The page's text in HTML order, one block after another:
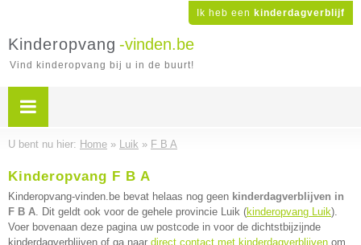
Ik heb een kinderdagverblijf
Kinderopvang -vinden.be
Vind kinderopvang bij u in de buurt!
U bent nu hier: Home » Luik » F B A
Kinderopvang F B A
Kinderopvang-vinden.be bevat helaas nog geen kinderdagverblijven in
F B A. Dit geldt ook voor de gehele provincie Luik (kinderopvang Luik).
Voer bovenaan deze pagina uw postcode in voor de dichtstbijzijnde
kinderdagverblijven of ga naar direct contact met kinderdagverblijven om